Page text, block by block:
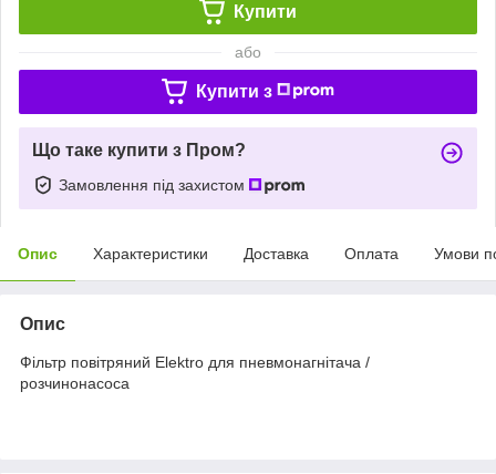
Купити
або
Купити з
Що таке купити з Пром?
Замовлення під захистом
Опис Характеристики Доставка Оплата Умови
Опис
Фільтр повітряний Elektro для пневмонагнітача /
розчинонасоса